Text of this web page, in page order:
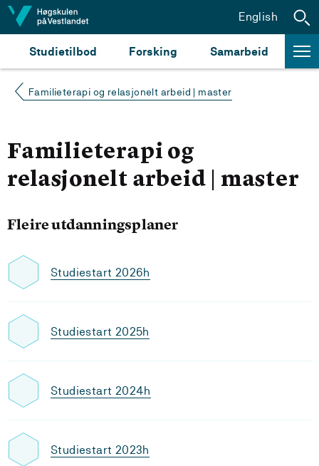
Hopp til innhald
Studietilbod Forsking Samarbeid
English
Familieterapi og relasjonelt arbeid | master
Familieterapi og
relasjonelt arbeid | master
Fleire utdanningsplaner
Studiestart 2026h
Studiestart 2025h
Studiestart 2024h
Studiestart 2023h